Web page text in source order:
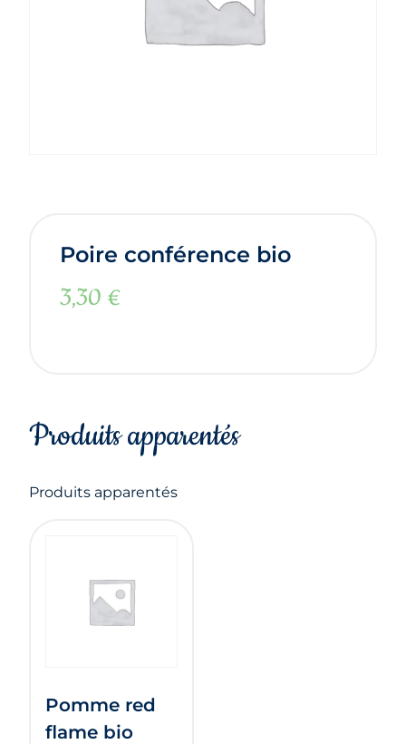
Poire conférence bio
3,30 €
Produits apparentés
Produits apparentés
Pomme red
flame bio